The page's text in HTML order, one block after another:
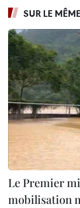
SUR LE
Le Premier
mobilisation